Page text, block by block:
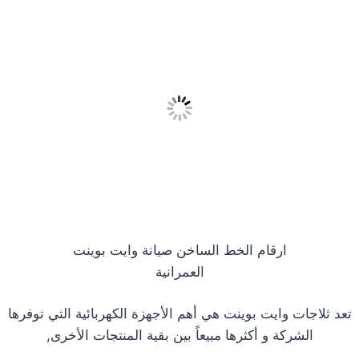
ارقام الخط الساخن صيانة وايت بوينت
العمرانية
تعد ثلاجات وايت بوينت هي أهم الأجهزة الكهربائية التي توفرها
الشركة و أكثرها مبيعاً بين بقية المنتجات الأخرى,